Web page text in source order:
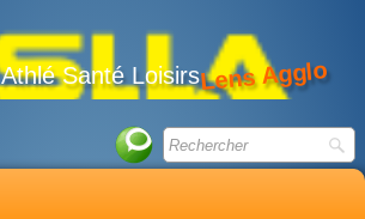
Athlé Santé LoisirsLens Agglo